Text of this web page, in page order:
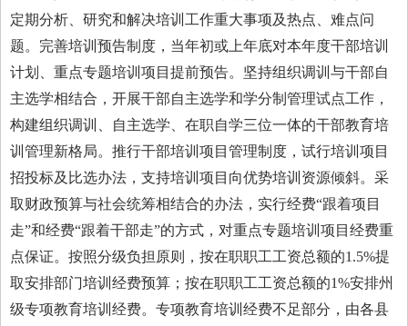
定期分析、研究和解决培训工作重大事项及热点、难点问
题。完善培训预告制度，当年初或上年底对本年度干部培训
计划、重点专题培训项目提前预告。坚持组织调训与干部自
主选学相结合，开展干部自主选学和学分制管理试点工作，
构建组织调训、自主选学、在职自学三位一体的干部教育培
训管理新格局。推行干部培训项目管理制度，试行培训项目
招投标及比选办法，支持培训项目向优势培训资源倾斜。采
取财政预算与社会统筹相结合的办法，实行经费“跟着项目
走”和经费“跟着干部走”的方式，对重点专题培训项目经费重
点保证。按照分级负担原则，按在职职工工资总额的1.5%提
取安排部门培训经费预算；按在职职工工资总额的1%安排州
级专项教育培训经费。专项教育培训经费不足部分，由各县